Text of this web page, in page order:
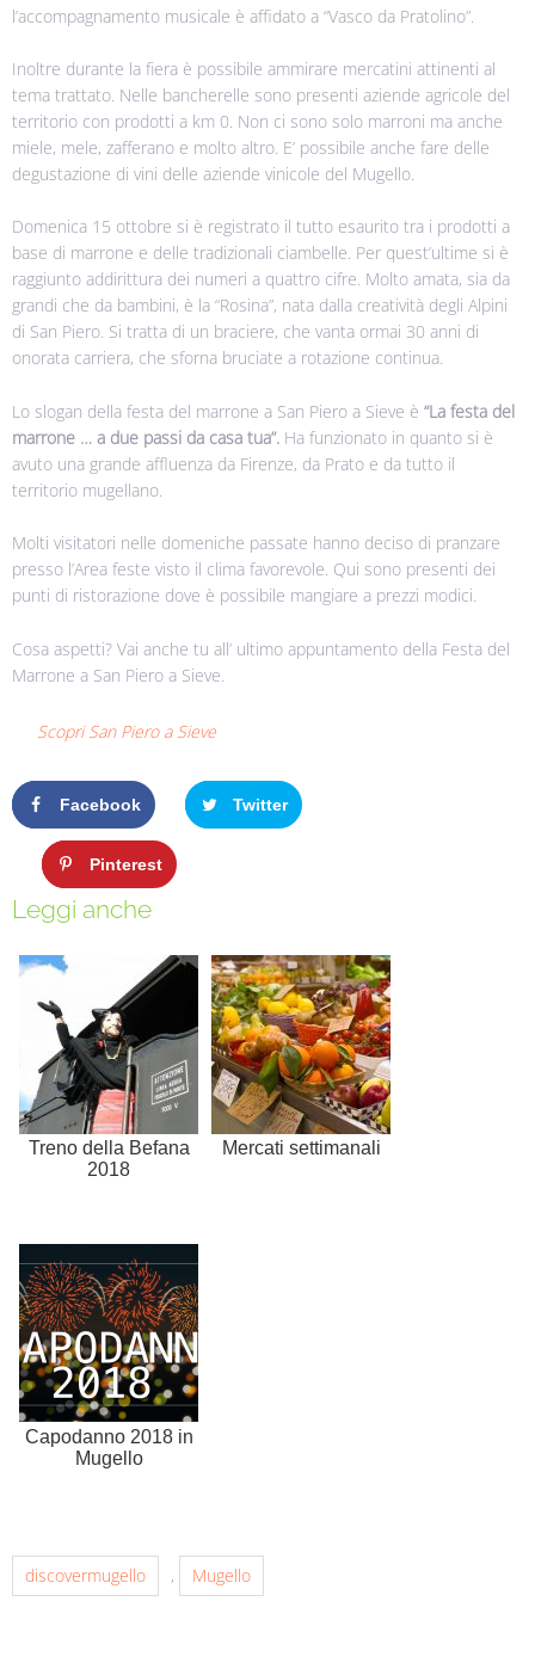
l’accompagnamento musicale è affidato a “Vasco da Pratolino”.
Inoltre durante la fiera è possibile ammirare mercatini attinenti al
tema trattato. Nelle bancherelle sono presenti aziende agricole del
territorio con prodotti a km 0. Non ci sono solo marroni ma anche
miele, mele, zafferano e molto altro. E’ possibile anche fare delle
degustazione di vini delle aziende vinicole del Mugello.
Domenica 15 ottobre si è registrato il tutto esaurito tra i prodotti a
base di marrone e delle tradizionali ciambelle. Per quest’ultime si è
raggiunto addirittura dei numeri a quattro cifre. Molto amata, sia da
grandi che da bambini, è la “Rosina”, nata dalla creatività degli Alpini
di San Piero. Si tratta di un braciere, che vanta ormai 30 anni di
onorata carriera, che sforna bruciate a rotazione continua.
Lo slogan della festa del marrone a San Piero a Sieve è “La festa del
marrone … a due passi da casa tua”. Ha funzionato in quanto si è
avuto una grande affluenza da Firenze, da Prato e da tutto il
territorio mugellano.
Molti visitatori nelle domeniche passate hanno deciso di pranzare
presso l’Area feste visto il clima favorevole. Qui sono presenti dei
punti di ristorazione dove è possibile mangiare a prezzi modici.
Cosa aspetti? Vai anche tu all’ ultimo appuntamento della Festa del
Marrone a San Piero a Sieve.
Scopri San Piero a Sieve
Facebook Twitter
Pinterest
Leggi anche
Treno della Befana
2018
Mercati settimanali
Capodanno 2018 in
Mugello
discovermugello , Mugello